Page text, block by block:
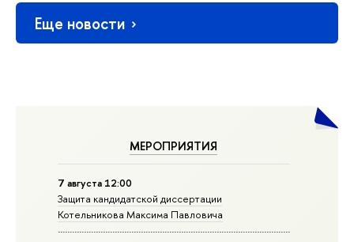
МЕРОПРИЯТИЯ
7 августа 12:00
Защита кандидатской диссертации
Котельникова Максима Павловича
Еще новости